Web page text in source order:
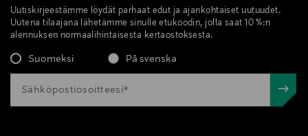
Uutiskirjeestämme löydät parhaat edut ja ajankohtaiset uutuudet.
Uutena tilaajana lähetämme sinulle etukoodin, jolla saat 10 %:n
alennuksen normaalihintaisesta kertaostoksesta.
Suomeksi På svenska